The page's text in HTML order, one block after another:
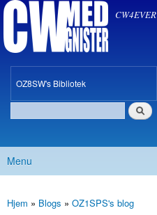
CW med Gnister CW4EVER
oz8swOZ8SW's Bibliotek
Søgefelt
Hovedmenu
Menu
Du er her
Hjem » Blogs » OZ1SPS's blog